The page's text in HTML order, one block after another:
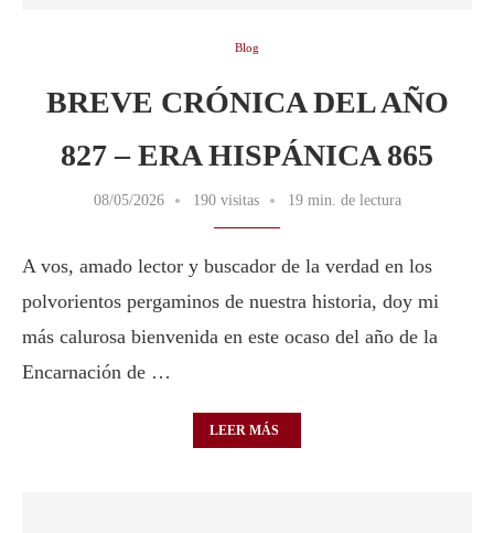
Blog
BREVE CRÓNICA DEL AÑO
827 – ERA HISPÁNICA 865
08/05/2026 190 visitas 19 min. de lectura
A vos, amado lector y buscador de la verdad en los
polvorientos pergaminos de nuestra historia, doy mi
más calurosa bienvenida en este ocaso del año de la
Encarnación de …
LEER MÁS